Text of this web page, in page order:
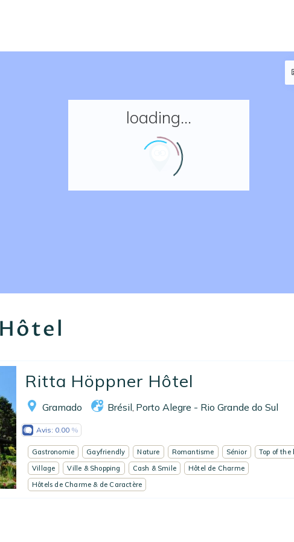
Réserver un séjour
Ecrivez-nous
loading...
Ritta Höppner Hôtel
Gramado Brésil Porto Alegre - Rio Grande do Sul
Avis: 0.00
Gastronomie Gayfriendly Nature Romantisme Sénior
Top of the
Village
Ville & Shopping Cash & Smile
Hôtel de Charme
Hôtels de Charme & de Caractère